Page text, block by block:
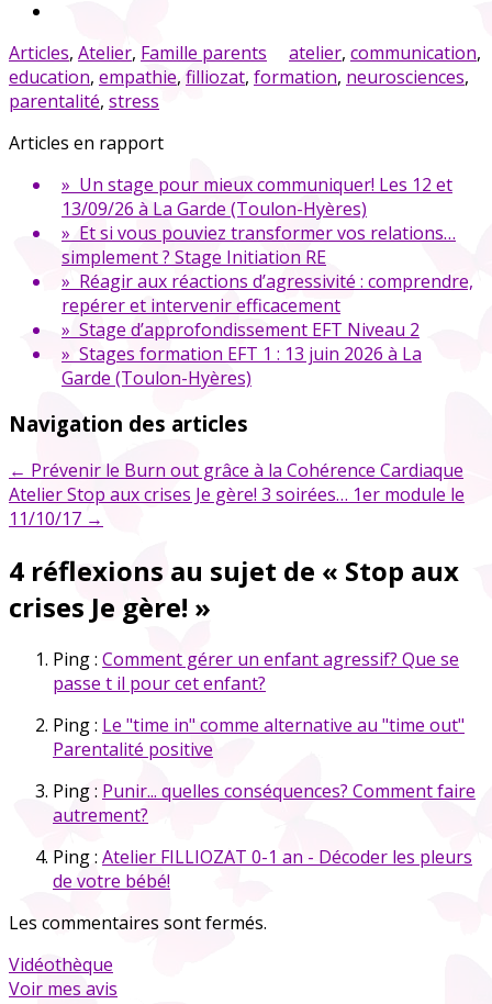
Articles, Atelier, Famille parents atelier, communication,
education, empathie, filliozat, formation, neurosciences,
parentalité, stress
Articles en rapport
» Un stage pour mieux communiquer! Les 12 et
13/09/26 à La Garde (Toulon-Hyères)
» Et si vous pouviez transformer vos relations…
simplement ? Stage Initiation RE
» Réagir aux réactions d’agressivité : comprendre,
repérer et intervenir efficacement
» Stage d’approfondissement EFT Niveau 2
» Stages formation EFT 1 : 13 juin 2026 à La
Garde (Toulon-Hyères)
Navigation des articles
← Prévenir le Burn out grâce à la Cohérence Cardiaque
Atelier Stop aux crises Je gère! 3 soirées… 1er module le
11/10/17 →
4 réflexions au sujet de « Stop aux
crises Je gère! »
Ping : Comment gérer un enfant agressif? Que se
passe t il pour cet enfant?
Ping : Le "time in" comme alternative au "time out"
Parentalité positive
Ping : Punir... quelles conséquences? Comment faire
autrement?
Ping : Atelier FILLIOZAT 0-1 an - Décoder les pleurs
de votre bébé!
Les commentaires sont fermés.
Vidéothèque
Voir mes avis